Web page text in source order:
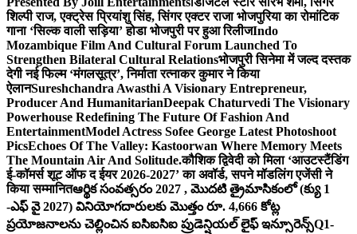
शिल्पी राज, एक्ट्रेस प्रियांशु सिंह, सिंगर एक्टर राजा भोजपुरिया का रोमांटिक
गाना ‘सिल्क वाली सड़िया’ होडा भोजपुरी पर हुआ रिलीजIndo
Mozambique Film And Cultural Forum Launched To
Strengthen Bilateral Cultural Relationsभोजपुरी सिनेमा में जल्द दस्तक
देगी नई फिल्म ‘मंगलसूत्र’, निर्माता रत्नाकर कुमार ने किया
ऐलानSureshchandra Awasthi A Visionary Entrepreneur,
Producer And HumanitarianDeepak Chaturvedi The Visionary
Powerhouse Redefining The Future Of Fashion And
EntertainmentModel Actress Sofee George Latest Photoshoot
PicsEchoes Of The Valley: Kastoorwan Where Memory Meets
The Mountain Air And Solitude.कौशिक द्विवेदी को मिला ‘आउटस्टैंडिंग
ई-कॉमर्स शूट ऑफ द ईयर 2026-2027’ का अवॉर्ड, सपने मॉडलिंग एजेंसी ने
किया सम्मानितఆర్థిక సంవత్సరం 2027 , మొదటి త్రైమాసికంలో (క్యు 1
-ఎఫ్ వై 2027) వినియోగదారులకు మొత్తం రూ. 4,666 కోట్ల
ప్రయోజనాలను చెల్లించిన ఐసిఐసిఐ ప్రుడెన్షియల్ లైఫ్ ఇన్సూరెన్స్Q1-